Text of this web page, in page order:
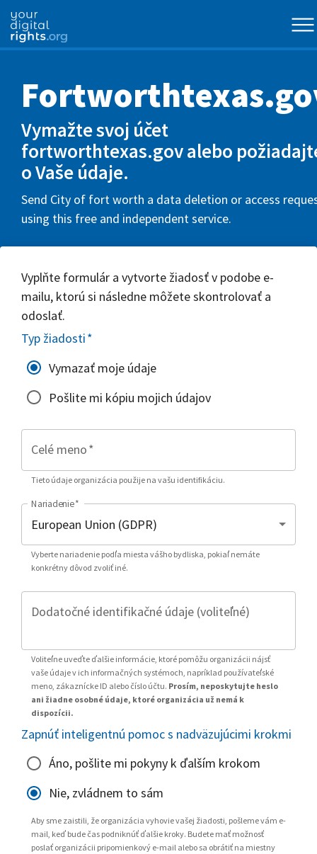
Vymažte svoj účet
fortworthtexas.gov alebo
o Vaše údaje.
Send City of fort worth a data deletion or access
using this free and independent service.
Vyplňte formulár a vytvorte žiadosť v podobe e-
mailu, ktorú si následne môžete skontrolovať a
odoslať.
Typ žiadosti*
Vymazať moje údaje
Pošlite mi kópiu mojich údajov
Celé meno*
Tieto údaje organizácia použije na vašu identifikáciu.
Nariadenie*
Vyberte nariadenie podľa miesta vášho bydliska, pokiaľ nemáte
konkrétny dôvod zvoliť iné.
Dodatočné identifikačné údaje (voliteľné)
Voliteľne uveďte ďalšie informácie, ktoré pomôžu organizácii nájsť
vaše údaje v ich informačných systémoch, napríklad používateľské
meno, zákaznícke ID alebo číslo účtu. Prosím, neposkytujte heslo
ani žiadne osobné údaje, ktoré organizácia už nemá k
dispozícii.
Zapnúť inteligentnú pomoc s nadväzujúcimi krokmi
Áno, pošlite mi pokyny k ďalším krokom
Nie, zvládnem to sám
Aby sme zaistili, že organizácia vyhovie vašej žiadosti, pošleme vám e-
mail, keď bude čas podniknúť ďalšie kroky. Budete mať možnosť
poslať organizácii pripomienkový e-mail alebo sa obrátiť na miestny